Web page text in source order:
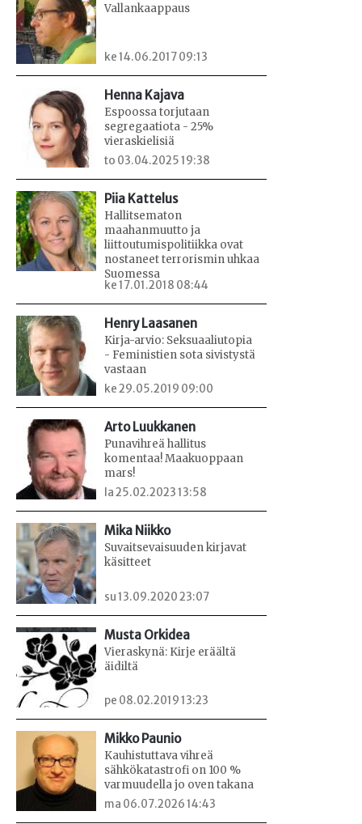
Vallankaappaus
ke 14.06.2017 09:13
Henna Kajava
Espoossa torjutaan
segregaatiota - 25%
vieraskielisiä
to 03.04.2025 19:38
Piia Kattelus
Hallitsematon
maahanmuutto ja
liittoutumispolitiikka ovat
nostaneet terrorismin uhkaa
Suomessa
ke 17.01.2018 08:44
Henry Laasanen
Kirja-arvio: Seksuaaliutopia
- Feministien sota sivistystä
vastaan
ke 29.05.2019 09:00
Arto Luukkanen
Punavihreä hallitus
komentaa! Maakuoppaan
mars!
la 25.02.2023 13:58
Mika Niikko
Suvaitsevaisuuden kirjavat
käsitteet
su 13.09.2020 23:07
Musta Orkidea
Vieraskynä: Kirje eräältä
äidiltä
pe 08.02.2019 13:23
Mikko Paunio
Kauhistuttava vihreä
sähkökatastrofi on 100 %
varmuudella jo oven takana
ma 06.07.2026 14:43